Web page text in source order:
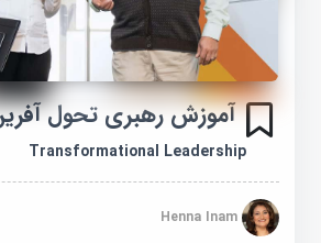
آموزش رهبری تحول آفرین
Transformational Leadership
Henna Inam